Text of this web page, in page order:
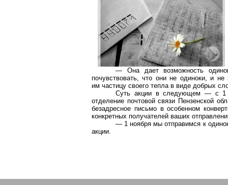
— Она дает возможность
почувствовать, что они не одиноки, и
им частицу своего тепла в виде добрых
Суть акции в следующем — с 1
отделение почтовой связи Пензенской
безадресное письмо в особенном
конкретных получателей ваших
— 1 ноября мы отправимся к
акции.